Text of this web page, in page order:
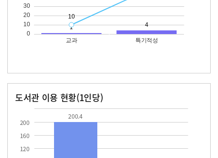
도서관 이용 현황(1인당)
120
160
200
200.4